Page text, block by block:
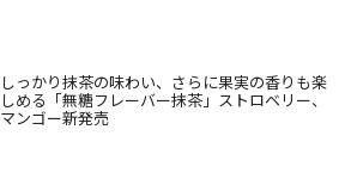
しっかり抹茶の味わい、さらに果実の香りも楽
しめる「無糖フレーバー抹茶」ストロベリー、
マンゴー新発売